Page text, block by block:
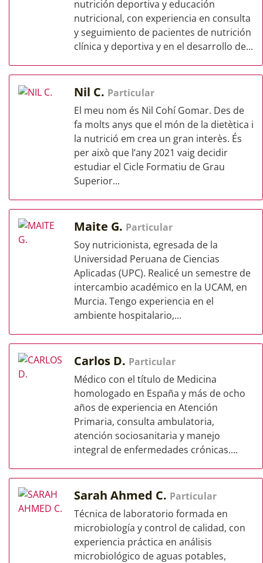
nutrición deportiva y educación
nutricional, con experiencia en consulta
y seguimiento de pacientes de nutrición
clínica y deportiva y en el desarrollo de...
Nil C. Particular
El meu nom és Nil Cohí Gomar. Des de
fa molts anys que el món de la dietètica i
la nutrició em crea un gran interès. És
per això que l’any 2021 vaig decidir
estudiar el Cicle Formatiu de Grau
Superior...
Maite G. Particular
Soy nutricionista, egresada de la
Universidad Peruana de Ciencias
Aplicadas (UPC). Realicé un semestre de
intercambio académico en la UCAM, en
Murcia. Tengo experiencia en el
ambiente hospitalario,...
Carlos D. Particular
Médico con el título de Medicina
homologado en España y más de ocho
años de experiencia en Atención
Primaria, consulta ambulatoria,
atención sociosanitaria y manejo
integral de enfermedades crónicas....
Sarah Ahmed C. Particular
Técnica de laboratorio formada en
microbiología y control de calidad, con
experiencia práctica en análisis
microbiológico de aguas potables,